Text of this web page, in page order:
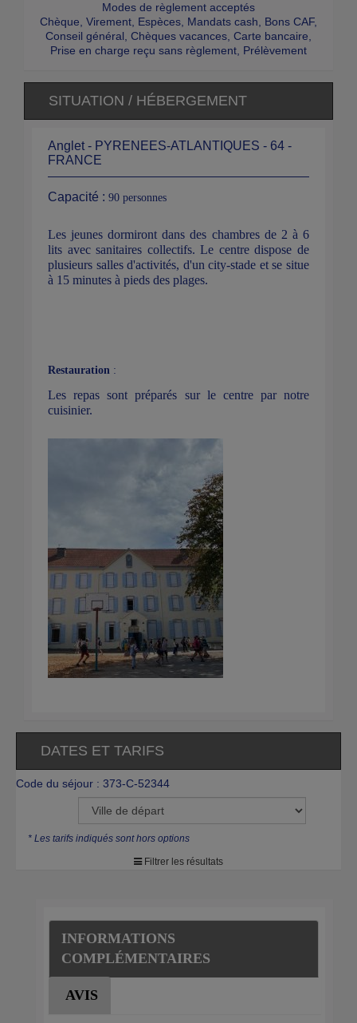
Modes de règlement acceptés
Chèque, Virement, Espèces, Mandats cash, Bons CAF,
Conseil général, Chèques vacances, Carte bancaire,
Prise en charge reçu sans règlement, Prélèvement
SITUATION / HÉBERGEMENT
Anglet - PYRENEES-ATLANTIQUES - 64 -
FRANCE
Capacité : 90 personnes
Les jeunes dormiront dans des chambres de 2 à 6
lits avec sanitaires collectifs. Le centre dispose de
plusieurs salles d'activités, d'un city-stade et se situe
à 15 minutes à pieds des plages.
Restauration :
Les repas sont préparés sur le centre par notre
cuisinier.
DATES ET TARIFS
Code du séjour : 373-C-52344
* Les tarifs indiqués sont hors options
Filtrer les résultats
INFORMATIONS
COMPLÉMENTAIRES
AVIS